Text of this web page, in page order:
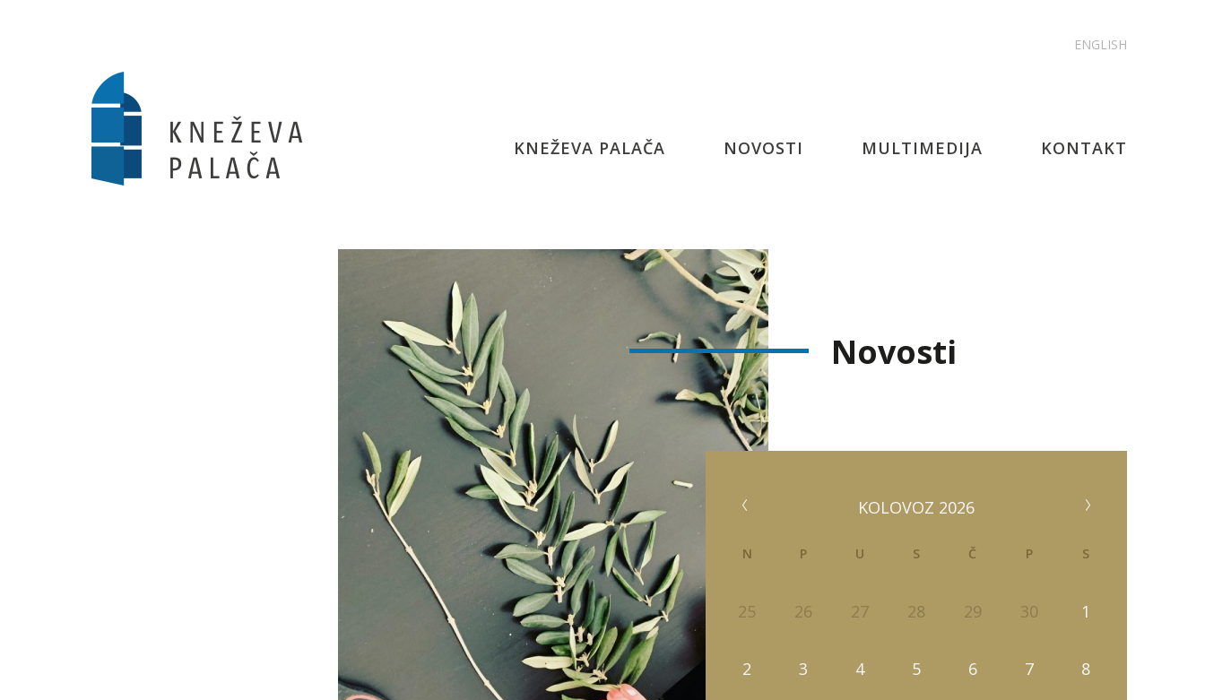
KNEŽEVA PALAČA NOVOSTI MULTIMEDIJA KONTAKT
ENGLISH
Novosti
KOLOVOZ 2026
N P U S Č P S
25 26 27 28 29 30 1
2 3 4 5 6 7 8